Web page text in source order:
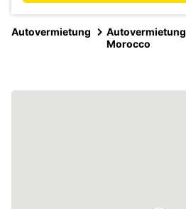
Autovermietung
Autovermietung
Morocco